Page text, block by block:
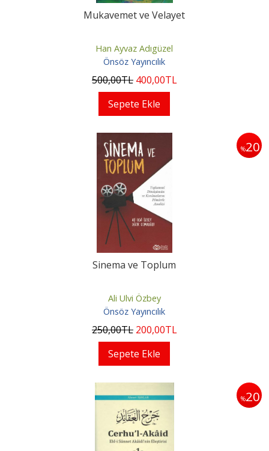
Mukavemet ve Velayet
Han Ayvaz Adıgüzel
Önsöz Yayıncılık
500,00TL 400,00TL
Sepete Ekle
%20
Sinema ve Toplum
Ali Ulvi Özbey
Önsöz Yayıncılık
250,00TL 200,00TL
Sepete Ekle
%20